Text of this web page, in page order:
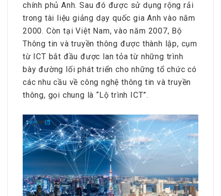
chính phủ Anh. Sau đó được sử dụng rộng rải
trong tài liệu giảng dạy quốc gia Anh vào năm
2000. Còn tại Việt Nam, vào năm 2007, Bộ
Thông tin và truyền thông được thành lập, cụm
từ ICT bắt đầu được lan tỏa từ những trình
bày đường lối phát triển cho những tổ chức có
các nhu cầu về công nghệ thông tin và truyền
thông, gọi chung là “Lộ trình ICT”.